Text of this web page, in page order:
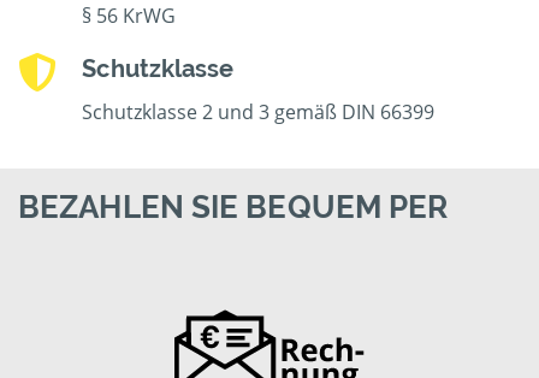
§ 56 KrWG
Schutzklasse
Schutzklasse 2 und 3 gemäß DIN 66399
BEZAHLEN SIE BEQUEM PER